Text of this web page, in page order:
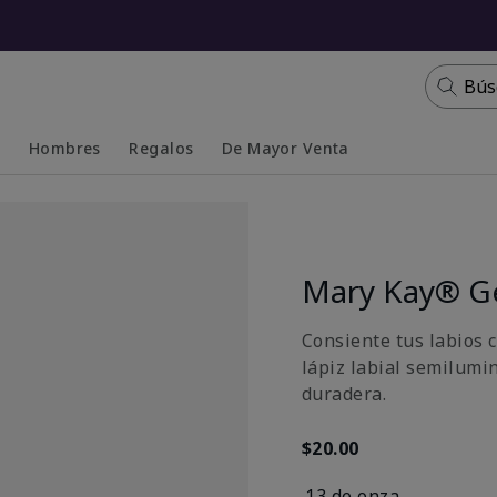
Hombres Regalos De Mayor Venta
Mary Kay®
Consiente tus labios
lápiz labial
duradera.
$20.00